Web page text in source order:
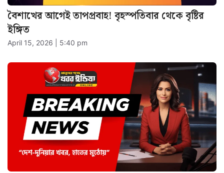
বৈশাখের আগেই তাপপ্রবাহ! বৃহস্পতিবার থেকে বৃষ্টির
ইঙ্গিত
April 15, 2026 | 5:40 pm